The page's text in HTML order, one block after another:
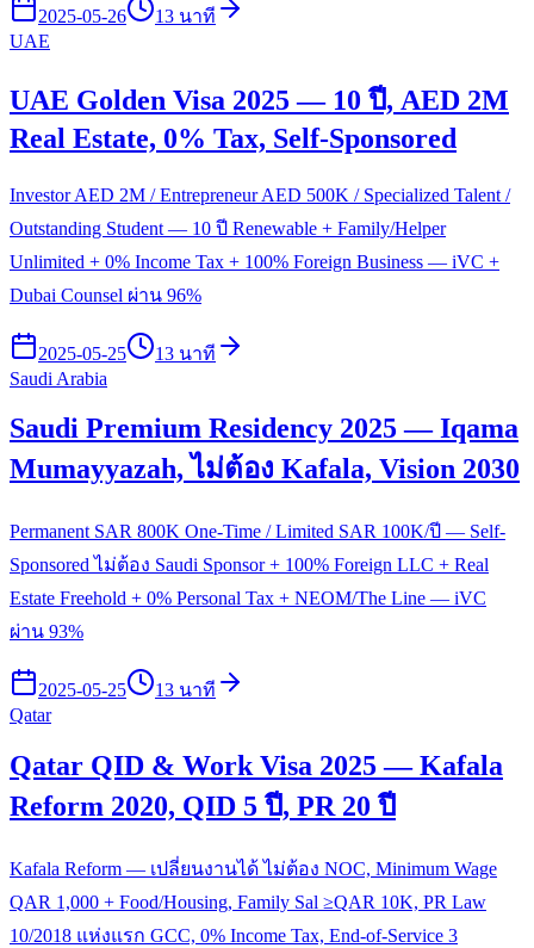
2025-05-26
13 นาที
UAE
UAE Golden Visa 2025 — 10 ปี, AED 2M
Real Estate, 0% Tax, Self-Sponsored
Investor AED 2M / Entrepreneur AED 500K / Specialized Talent /
Outstanding Student — 10 ปี Renewable + Family/Helper
Unlimited + 0% Income Tax + 100% Foreign Business — iVC +
Dubai Counsel ผ่าน 96%
2025-05-25
13 นาที
Saudi Arabia
Saudi Premium Residency 2025 — Iqama
Mumayyazah, ไม่ต้อง Kafala, Vision 2030
Permanent SAR 800K One-Time / Limited SAR 100K/ปี — Self-
Sponsored ไม่ต้อง Saudi Sponsor + 100% Foreign LLC + Real
Estate Freehold + 0% Personal Tax + NEOM/The Line — iVC
ผ่าน 93%
2025-05-25
13 นาที
Qatar
Qatar QID & Work Visa 2025 — Kafala
Reform 2020, QID 5 ปี, PR 20 ปี
Kafala Reform — เปลี่ยนงานได้ ไม่ต้อง NOC, Minimum Wage
QAR 1,000 + Food/Housing, Family Sal ≥QAR 10K, PR Law
10/2018 แห่งแรก GCC, 0% Income Tax, End-of-Service 3